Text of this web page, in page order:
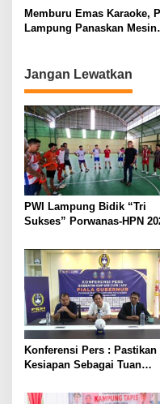
Menjaga Stabilitas
Memburu Emas Karaoke,
Lampung Panaskan Mesin
Jangan Lewatkan
PWI Lampung Bidik “Tri
Sukses” Porwanas-HPN
Pariwisata Menggeliat
Konferensi Pers : Pastikan
Kesiapan Sebagai Tuan
Tiga Venue Pelaksanaan